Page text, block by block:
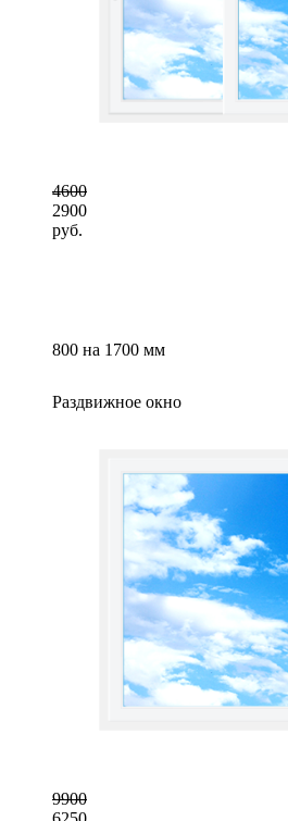
4600
2900
руб.
800 на 1700 мм
Раздвижное окно
9900